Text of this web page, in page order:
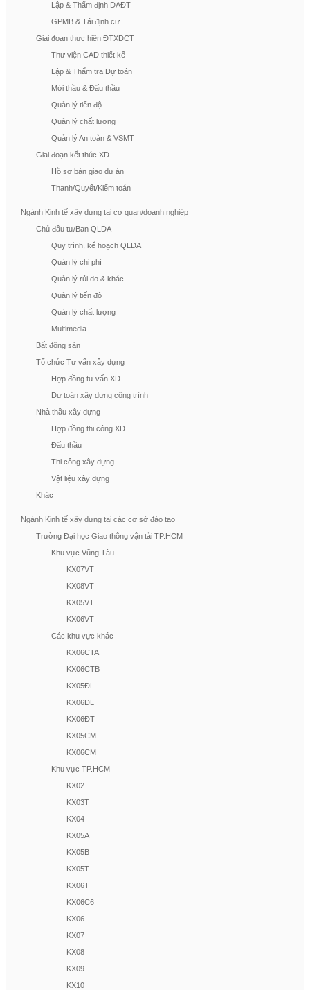
Lập & Thẩm định DAĐT
GPMB & Tái định cư
Giai đoạn thực hiện ĐTXDCT
Thư viện CAD thiết kế
Lập & Thẩm tra Dự toán
Mời thầu & Đấu thầu
Quản lý tiến độ
Quản lý chất lượng
Quản lý An toàn & VSMT
Giai đoạn kết thúc XD
Hồ sơ bàn giao dự án
Thanh/Quyết/Kiểm toán
Ngành Kinh tế xây dựng tại cơ quan/doanh nghiệp
Chủ đầu tư/Ban QLDA
Quy trình, kế hoạch QLDA
Quản lý chi phí
Quản lý rủi do & khác
Quản lý tiến độ
Quản lý chất lượng
Multimedia
Bất động sản
Tổ chức Tư vấn xây dựng
Hợp đồng tư vấn XD
Dự toán xây dựng công trình
Nhà thầu xây dựng
Hợp đồng thi công XD
Đấu thầu
Thi công xây dựng
Vật liệu xây dựng
Khác
Ngành Kinh tế xây dựng tại các cơ sở đào tạo
Trường Đại học Giao thông vận tải TP.HCM
Khu vực Vũng Tàu
KX07VT
KX08VT
KX05VT
KX06VT
Các khu vực khác
KX06CTA
KX06CTB
KX05ĐL
KX06ĐL
KX06ĐT
KX05CM
KX06CM
Khu vực TP.HCM
KX02
KX03T
KX04
KX05A
KX05B
KX05T
KX06T
KX06C6
KX06
KX07
KX08
KX09
KX10